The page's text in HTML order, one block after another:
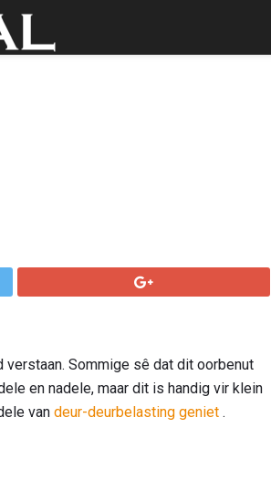
Sommige sê dat dit oorbenut
en nadele, maar dit is handig vir klein
van deur-deurbelasting geniet .